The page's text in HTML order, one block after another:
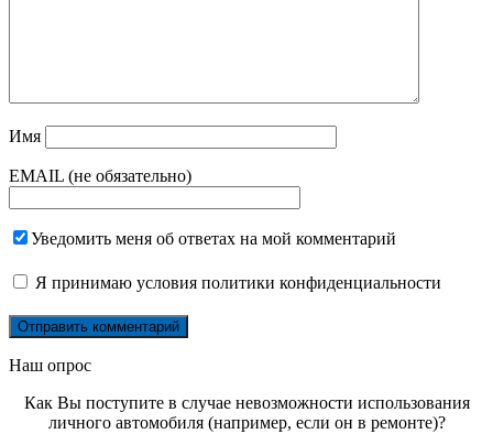
Имя
EMAIL (не обязательно)
Уведомить меня об ответах на мой комментарий
Я принимаю условия политики конфиденциальности
Наш опрос
Как Вы поступите в случае невозможности использования
личного автомобиля (например, если он в ремонте)?